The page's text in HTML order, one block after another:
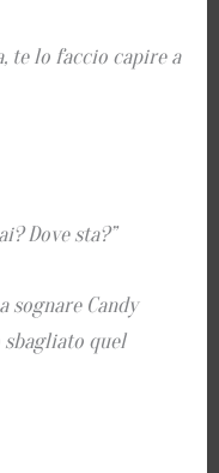
te lo faccio capire a
Dove sta?”
sognare Candy
sbagliato quel